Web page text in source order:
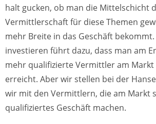
halt gucken, ob man die Mittelschicht
Vermittlerschaft für diese Themen
mehr Breite in das Geschäft
investieren führt dazu, dass man am
mehr qualifizierte Vermittler am Markt
erreicht. Aber wir stellen bei der
wir mit den Vermittlern, die am Markt
qualifiziertes Geschäft machen.